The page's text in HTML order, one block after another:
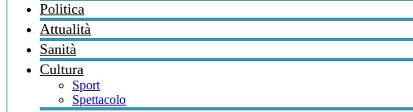
Politica
Attualità
Sanità
Cultura
Sport
Spettacolo